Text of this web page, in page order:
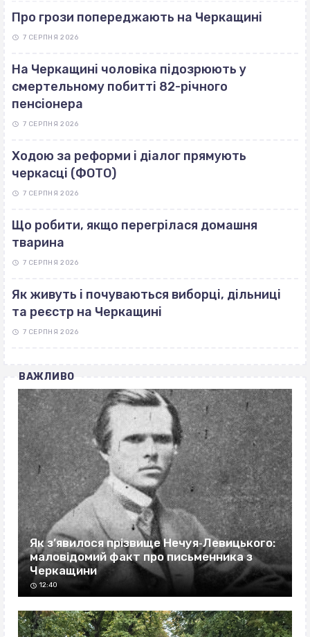
Про грози попереджають на Черкащині
7 СЕРПНЯ 2026
На Черкащині чоловіка підозрюють у
смертельному побитті 82-річного
пенсіонера
7 СЕРПНЯ 2026
Ходою за реформи і діалог прямують
черкасці (ФОТО)
7 СЕРПНЯ 2026
Що робити, якщо перегрілася домашня
тварина
7 СЕРПНЯ 2026
Як живуть і почуваються виборці, дільниці
та реєстр на Черкащині
7 СЕРПНЯ 2026
ВАЖЛИВО
Як з’явилося прізвище Нечуя‐Левицького:
маловідомий факт про письменника з
Черкащини
12:40